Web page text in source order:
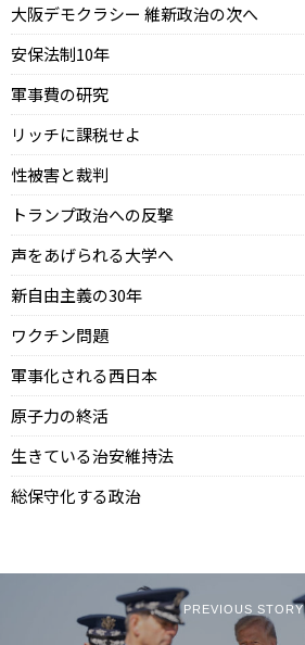
大阪デモクラシー 維新政治の次へ
安保法制10年
軍事費の研究
リッチに課税せよ
性被害と裁判
トランプ政治への反撃
声をあげられる大学へ
新自由主義の30年
ワクチン問題
軍事化される西日本
原子力の終活
生きている治安維持法
総保守化する政治
PREVIOUS STORY